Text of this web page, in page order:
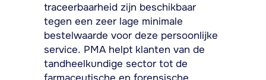
traceerbaarheid zijn beschikbaar
tegen een zeer lage minimale
bestelwaarde voor deze persoonlijke
service. PMA helpt klanten van de
tandheelkundige sector tot de